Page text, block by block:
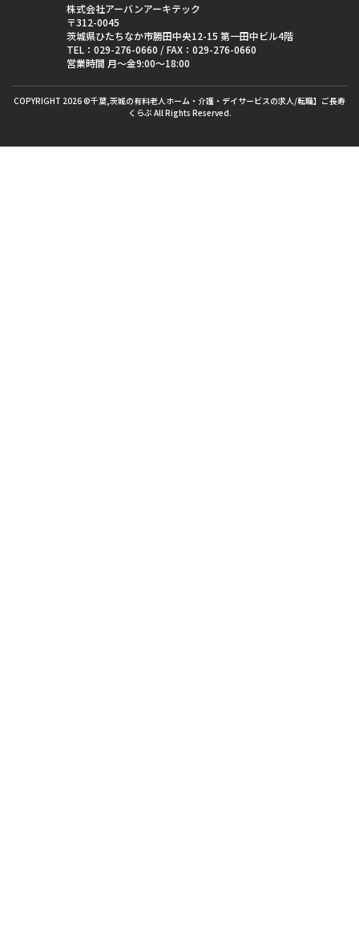
株式会社アーバンアーキテック
〒312-0045
茨城県ひたちなか市勝田中央12-15 第一田中ビル4階
TEL： 029-276-0660 / FAX：029-276-0660
営業時間 月〜金9:00〜18:00
COPYRIGHT 2026 ©千葉,茨城の有料老人ホーム・介護・デイサービスの求人/転職】ご長寿
くらぶ All Rights Reserved.